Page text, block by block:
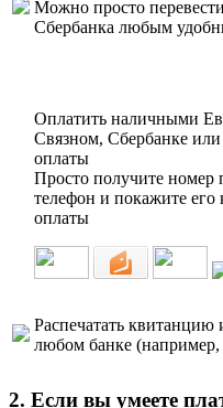
Можно просто
Сбербанка любым
Оплатить наличными
Связном, Сбербанке
оплаты
Просто получите номер
телефон и покажите его
оплаты
Распечатать квитанцию
любом банке (например,
2. Если вы умеете